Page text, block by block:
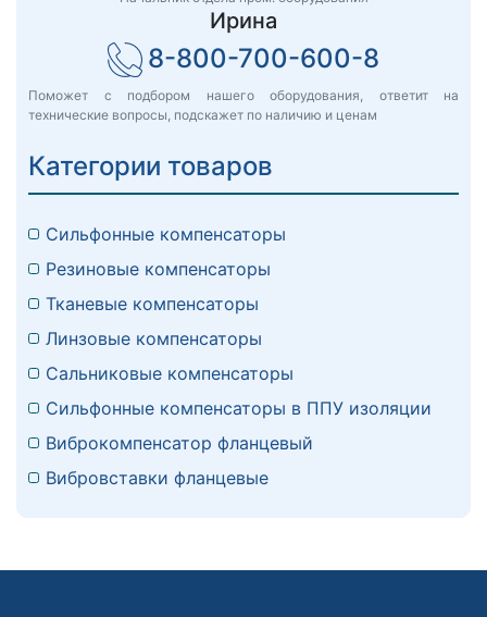
Ирина
8-800-700-600-8
Поможет с подбором нашего оборудования, ответит на
технические вопросы, подскажет по наличию и ценам
Категории товаров
Сильфонные компенсаторы
Резиновые компенсаторы
Тканевые компенсаторы
Линзовые компенсаторы
Сальниковые компенсаторы
Сильфонные компенсаторы в ППУ изоляции
Виброкомпенсатор фланцевый
Вибровставки фланцевые